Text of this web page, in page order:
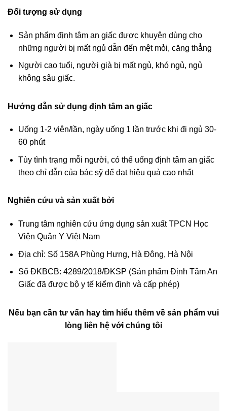
Đối tượng sử dụng
Sản phẩm định tâm an giấc được khuyên dùng cho
những người bị mất ngủ dẫn đến mệt mỏi, căng thẳng
Người cao tuổi, người già bị mất ngủ, khó ngủ, ngủ
không sâu giấc.
Hướng dẫn sử dụng định tâm an giấc
Uống 1-2 viên/lần, ngày uống 1 lần trước khi đi ngủ 30-
60 phút
Tùy tình trạng mỗi người, có thể uống định tâm an giấc
theo chỉ dẫn của bác sỹ để đạt hiệu quả cao nhất
Nghiên cứu và sản xuất bởi
Trung tâm nghiên cứu ứng dụng sản xuất TPCN Học
Viện Quân Y Việt Nam
Địa chỉ: Số 158A Phùng Hưng, Hà Đông, Hà Nội
Số ĐKBCB: 4289/2018/ĐKSP (Sản phẩm Định Tâm An
Giấc đã được bộ y tế kiểm định và cấp phép)
Nếu bạn cần tư vấn hay tìm hiểu thêm về sản phẩm vui
lòng liên hệ với chúng tôi